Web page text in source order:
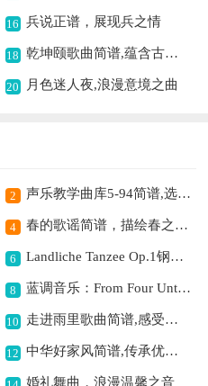
16 兵说正谱，展现兵之情
18 乾坤颐歌曲简谱,蕴含古朴意境
20 月色迷人夜,浪漫意境之曲
2 声乐教学曲库5-94简谱,选自伍尔夫日记
4 春的歌谣简谱，描绘春之美,
6 Landliche Tanzee Op.1钢琴谱,感受乡村舞曲魅力
8 蓝调音乐：From Four Until Late简谱,感受别样蓝调风情
10 走进雨里歌曲简谱,感受雨中别样情
12 中华好家风简谱,传承优良家风文化
婚礼舞曲，浪漫温馨之音